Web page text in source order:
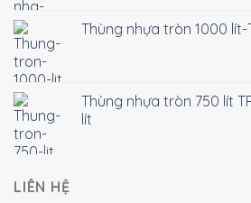
Thùng nhựa tròn 1000
Thùng nhựa tròn 750 lít
lít
LIÊN HỆ